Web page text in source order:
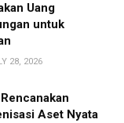
Uang
untuk
28, 2026
Aset Nyata